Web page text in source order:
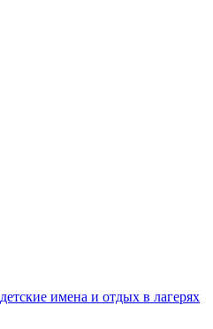
имена и отдых в лагерях